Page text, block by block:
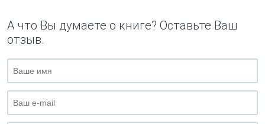
А что Вы думаете о книге? Оставьте Ваш
отзыв.